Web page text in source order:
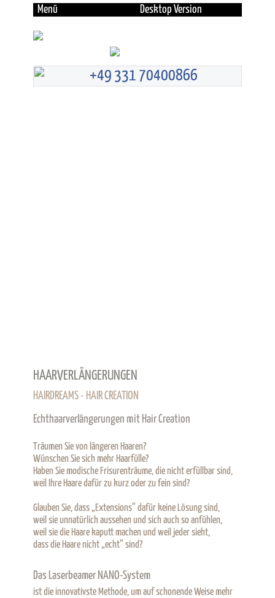
Menü Desktop Version
+49 331 70400866
HAARVERLÄNGERUNGEN
HAIRDREAMS - HAIR CREATION
Echthaarverlängerungen mit Hair Creation
Träumen Sie von längeren Haaren?
Wünschen Sie sich mehr Haarfülle?
Haben Sie modische Frisurenträume, die nicht erfüllbar sind,
weil Ihre Haare dafür zu kurz oder zu fein sind?
Glauben Sie, dass „Extensions“ dafür keine Lösung sind,
weil sie unnatürlich aussehen und sich auch so anfühlen,
weil sie die Haare kaputt machen und weil jeder sieht,
dass die Haare nicht „echt“ sind?
Das Laserbeamer NANO-System
ist die innovativste Methode, um auf schonende Weise mehr